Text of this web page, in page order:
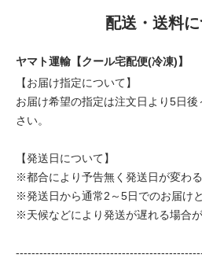
配送・送料
ヤマト運輸【クール宅配便(冷凍)】
【お届け指定について】
お届け希望の指定は注文日より5日
さい。
【発送日について】
※都合により予告無く発送日が変わる
※発送日から通常2～5日でのお届けと
※天候などにより発送が遅れる場合が